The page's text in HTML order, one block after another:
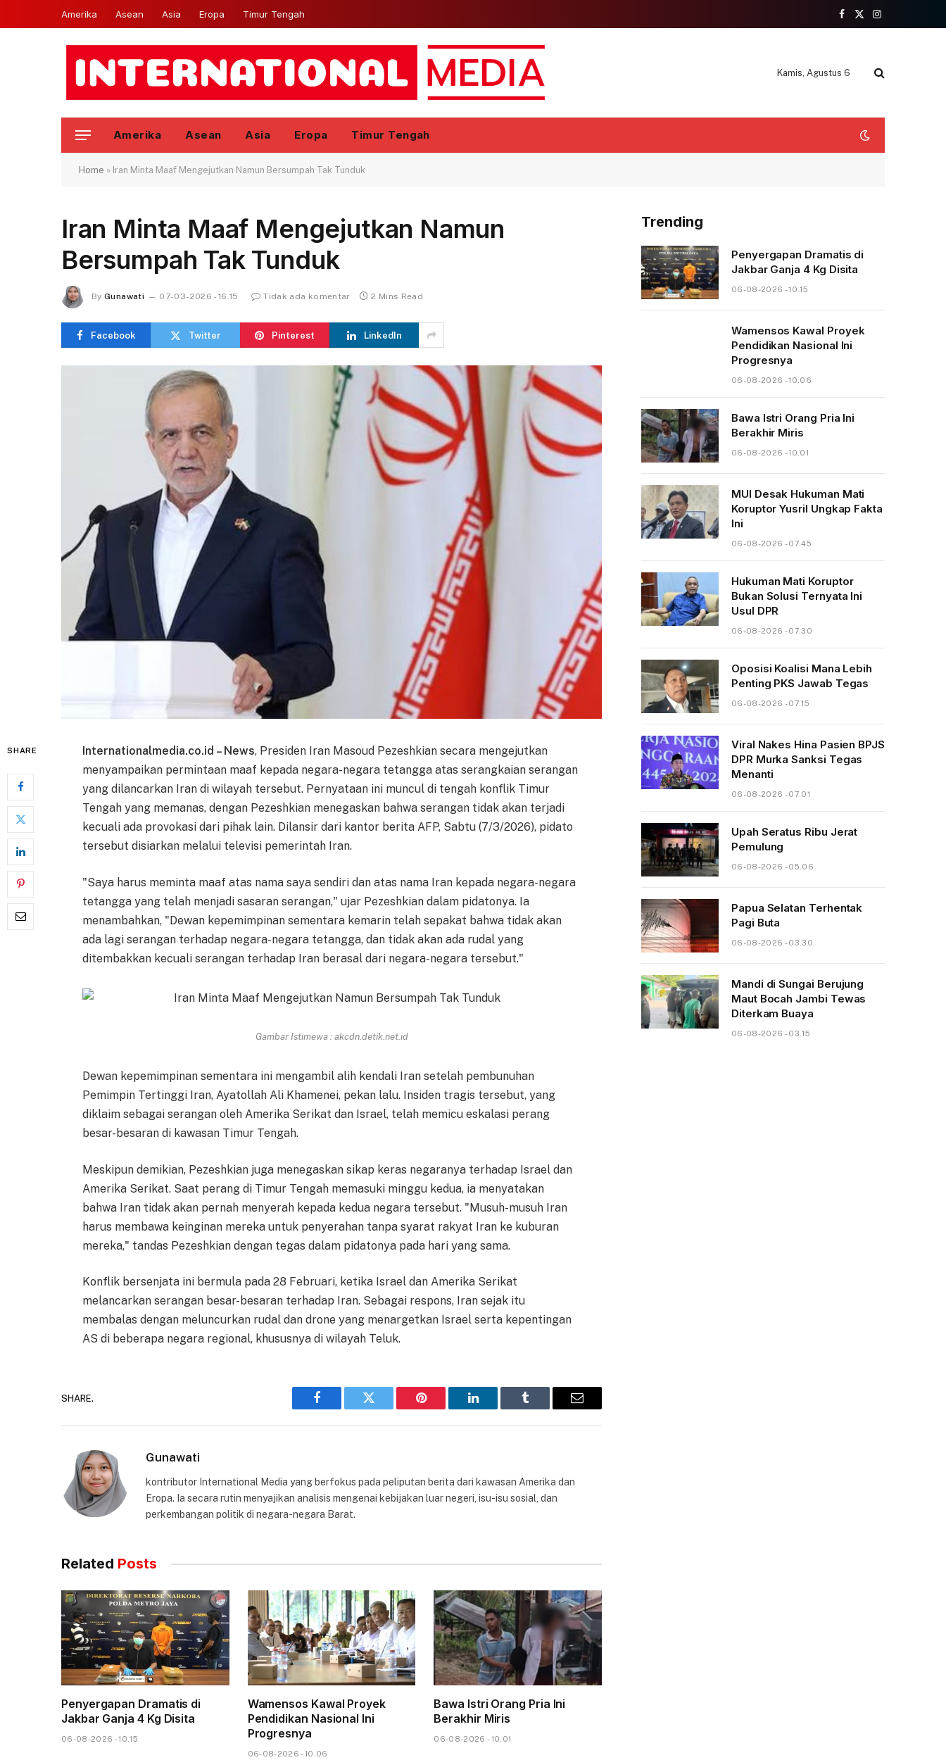
Amerika Asean Asia Eropa Timur Tengah
Facebook
X
Instagram
Kamis, Agustus 6
Amerika Asean Asia Eropa Timur Tengah
Home » Iran Minta Maaf Mengejutkan Namun Bersumpah Tak Tunduk
Iran Minta Maaf Mengejutkan Namun
Bersumpah Tak Tunduk
By Gunawati 07-03-2026 - 16.15 Tidak ada komentar 2 Mins Read
Facebook Twitter Pinterest LinkedIn
SHARE Internationalmedia.co.id – News, Presiden Iran Masoud Pezeshkian secara mengejutkan
menyampaikan permintaan maaf kepada negara-negara tetangga atas serangkaian serangan
yang dilancarkan Iran di wilayah tersebut. Pernyataan ini muncul di tengah konflik Timur
Tengah yang memanas, dengan Pezeshkian menegaskan bahwa serangan tidak akan terjadi
kecuali ada provokasi dari pihak lain. Dilansir dari kantor berita AFP, Sabtu (7/3/2026), pidato
tersebut disiarkan melalui televisi pemerintah Iran.
"Saya harus meminta maaf atas nama saya sendiri dan atas nama Iran kepada negara-negara
tetangga yang telah menjadi sasaran serangan," ujar Pezeshkian dalam pidatonya. Ia
menambahkan, "Dewan kepemimpinan sementara kemarin telah sepakat bahwa tidak akan
ada lagi serangan terhadap negara-negara tetangga, dan tidak akan ada rudal yang
ditembakkan kecuali serangan terhadap Iran berasal dari negara-negara tersebut."
Gambar Istimewa : akcdn.detik.net.id
Dewan kepemimpinan sementara ini mengambil alih kendali Iran setelah pembunuhan
Pemimpin Tertinggi Iran, Ayatollah Ali Khamenei, pekan lalu. Insiden tragis tersebut, yang
diklaim sebagai serangan oleh Amerika Serikat dan Israel, telah memicu eskalasi perang
besar-besaran di kawasan Timur Tengah.
Meskipun demikian, Pezeshkian juga menegaskan sikap keras negaranya terhadap Israel dan
Amerika Serikat. Saat perang di Timur Tengah memasuki minggu kedua, ia menyatakan
bahwa Iran tidak akan pernah menyerah kepada kedua negara tersebut. "Musuh-musuh Iran
harus membawa keinginan mereka untuk penyerahan tanpa syarat rakyat Iran ke kuburan
mereka," tandas Pezeshkian dengan tegas dalam pidatonya pada hari yang sama.
Konflik bersenjata ini bermula pada 28 Februari, ketika Israel dan Amerika Serikat
melancarkan serangan besar-besaran terhadap Iran. Sebagai respons, Iran sejak itu
membalas dengan meluncurkan rudal dan drone yang menargetkan Israel serta kepentingan
AS di beberapa negara regional, khususnya di wilayah Teluk.
SHARE.
Facebook Twitter Pinterest LinkedIn Tumblr Email
Gunawati
kontributor International Media yang berfokus pada peliputan berita dari kawasan Amerika dan
Eropa. Ia secara rutin menyajikan analisis mengenai kebijakan luar negeri, isu-isu sosial, dan
perkembangan politik di negara-negara Barat.
Related Posts
Penyergapan Dramatis di
Jakbar Ganja 4 Kg Disita
06-08-2026 - 10.15
Wamensos Kawal Proyek
Pendidikan Nasional Ini
Progresnya
06-08-2026 - 10.06
Bawa Istri Orang Pria Ini
Berakhir Miris
06-08-2026 - 10.01
Trending
Penyergapan Dramatis di
Jakbar Ganja 4 Kg Disita
06-08-2026 - 10.15
Wamensos Kawal Proyek
Pendidikan Nasional Ini
Progresnya
06-08-2026 - 10.06
Bawa Istri Orang Pria Ini
Berakhir Miris
06-08-2026 - 10.01
MUI Desak Hukuman Mati
Koruptor Yusril Ungkap Fakta
Ini
06-08-2026 - 07.45
Hukuman Mati Koruptor
Bukan Solusi Ternyata Ini
Usul DPR
06-08-2026 - 07.30
Oposisi Koalisi Mana Lebih
Penting PKS Jawab Tegas
06-08-2026 - 07.15
Viral Nakes Hina Pasien BPJS
DPR Murka Sanksi Tegas
Menanti
06-08-2026 - 07.01
Upah Seratus Ribu Jerat
Pemulung
06-08-2026 - 05.06
Papua Selatan Terhentak
Pagi Buta
06-08-2026 - 03.30
Mandi di Sungai Berujung
Maut Bocah Jambi Tewas
Diterkam Buaya
06-08-2026 - 03.15